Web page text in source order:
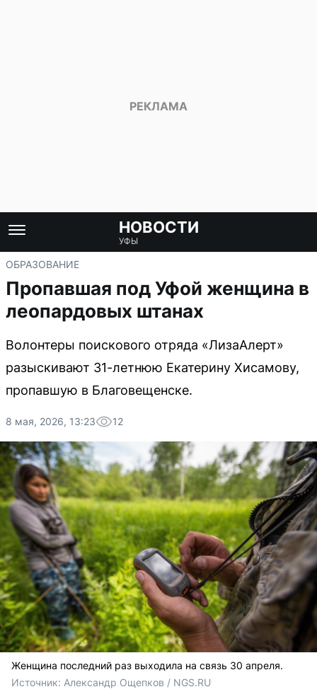
НОВОСТИ
УФЫ
ОБРАЗОВАНИЕ
Пропавшая под Уфой женщина в
леопардовых штанах
Волонтеры поискового отряда «ЛизаАлерт»
разыскивают 31-летнюю Екатерину Хисамову,
пропавшую в Благовещенске.
8 мая, 2026, 13:23 12
Женщина последний раз выходила на связь 30 апреля.
Источник: Александр Ощепков / NGS.RU